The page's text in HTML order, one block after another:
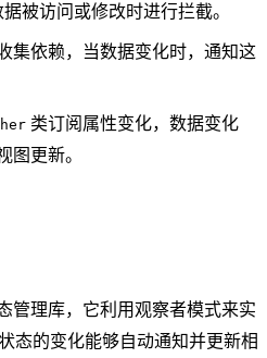
据被访问或修改时进行拦截。
集依赖，当数据变化时，通知这
类订阅属性变化，数据变化
图更新。
管理库，它利用观察者模式来实
态的变化能够自动通知并更新相